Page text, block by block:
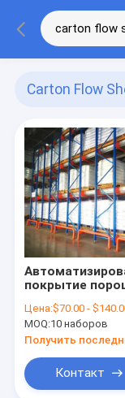
Carton Flow
покрытие
вешалки
челнока радио
Цена:$70.00 - $140.00/
MOQ:10 наборов
Контакт